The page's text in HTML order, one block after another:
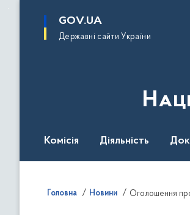
основного
GOV.UA
Державні сайти України
Комісія Діяльність
Головна Новини Оголошення